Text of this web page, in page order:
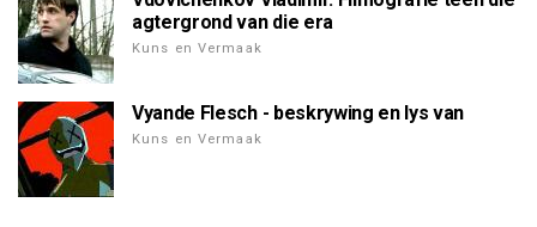
agtergrond van die era
Kuns en Vermaak
Vyande Flesch - beskrywing en lys van
Kuns en Vermaak